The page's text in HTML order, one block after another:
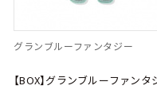
グランブルーファンタジー
【BOX】グランブルーファン